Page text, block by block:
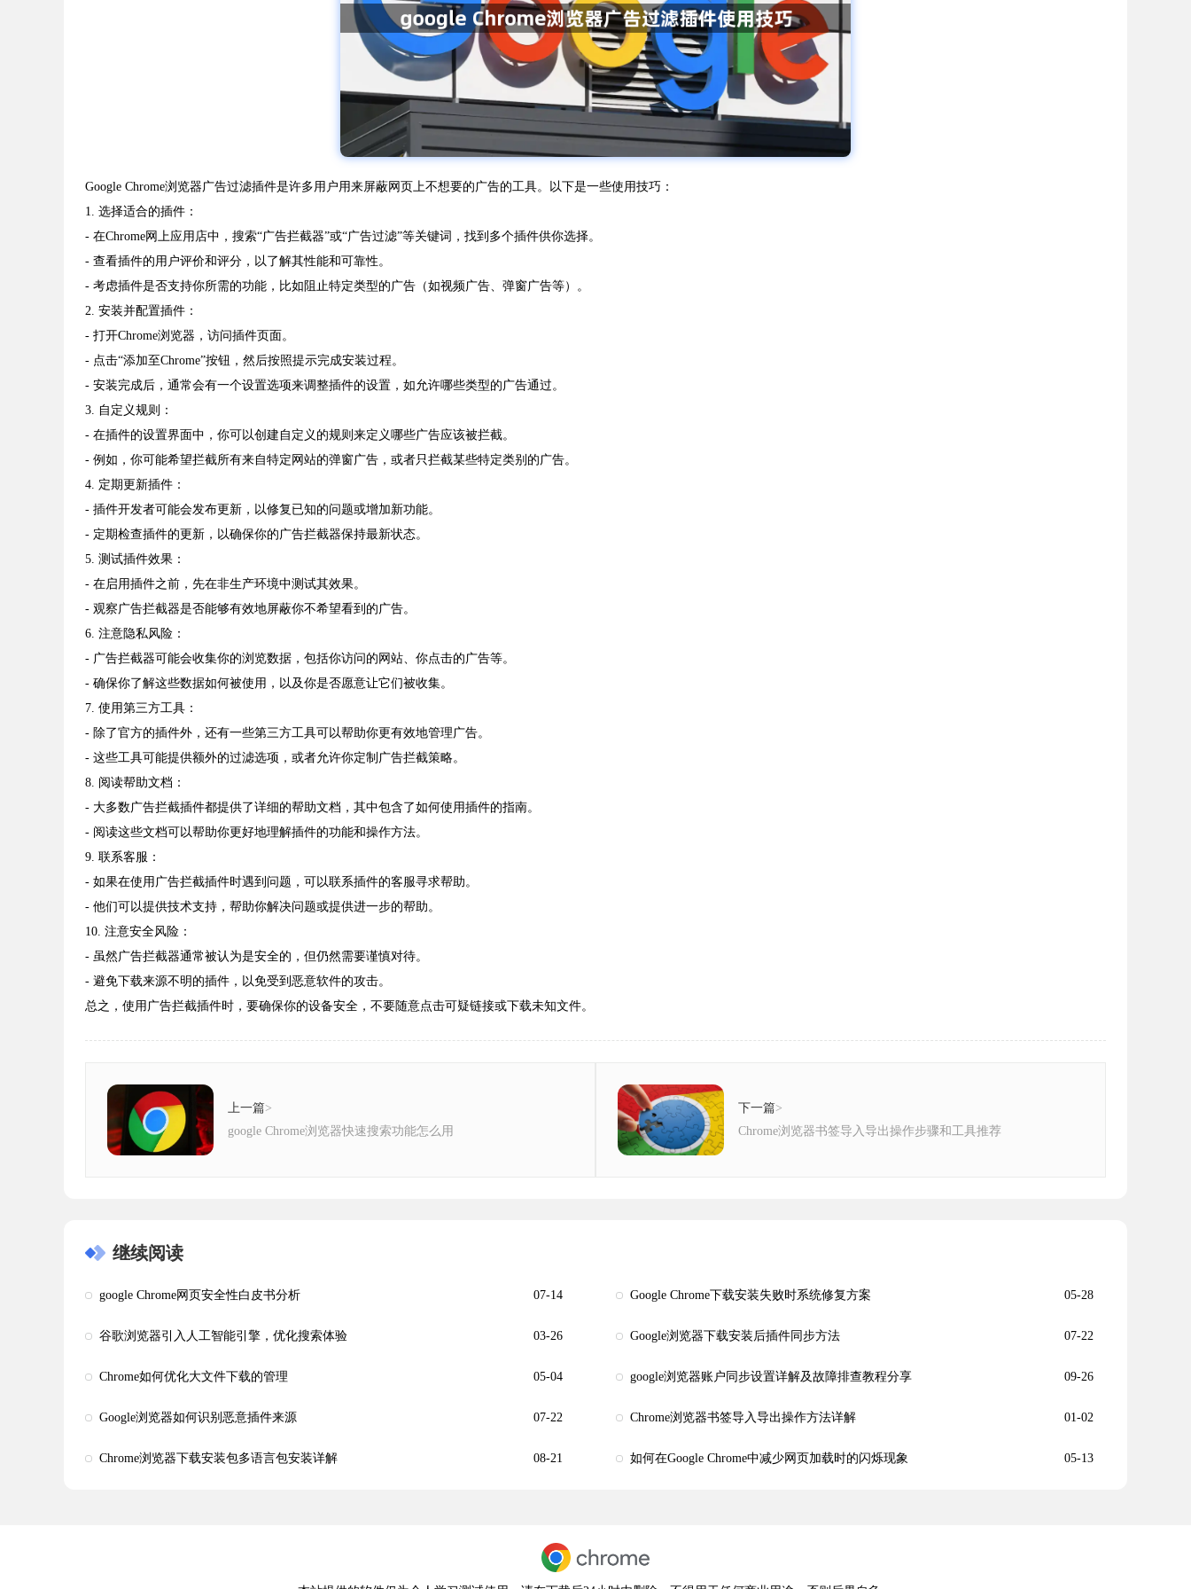
Google Chrome浏览器广告过滤插件是许多用户用来屏蔽网页上不想要的广告的工具。以下是一些使用技巧：
1. 选择适合的插件：
- 在Chrome网上应用店中，搜索“广告拦截器”或“广告过滤”等关键词，找到多个插件供你选择。
- 查看插件的用户评价和评分，以了解其性能和可靠性。
- 考虑插件是否支持你所需的功能，比如阻止特定类型的广告（如视频广告、弹窗广告等）。
2. 安装并配置插件：
- 打开Chrome浏览器，访问插件页面。
- 点击“添加至Chrome”按钮，然后按照提示完成安装过程。
- 安装完成后，通常会有一个设置选项来调整插件的设置，如允许哪些类型的广告通过。
3. 自定义规则：
- 在插件的设置界面中，你可以创建自定义的规则来定义哪些广告应该被拦截。
- 例如，你可能希望拦截所有来自特定网站的弹窗广告，或者只拦截某些特定类别的广告。
4. 定期更新插件：
- 插件开发者可能会发布更新，以修复已知的问题或增加新功能。
- 定期检查插件的更新，以确保你的广告拦截器保持最新状态。
5. 测试插件效果：
- 在启用插件之前，先在非生产环境中测试其效果。
- 观察广告拦截器是否能够有效地屏蔽你不希望看到的广告。
6. 注意隐私风险：
- 广告拦截器可能会收集你的浏览数据，包括你访问的网站、你点击的广告等。
- 确保你了解这些数据如何被使用，以及你是否愿意让它们被收集。
7. 使用第三方工具：
- 除了官方的插件外，还有一些第三方工具可以帮助你更有效地管理广告。
- 这些工具可能提供额外的过滤选项，或者允许你定制广告拦截策略。
8. 阅读帮助文档：
- 大多数广告拦截插件都提供了详细的帮助文档，其中包含了如何使用插件的指南。
- 阅读这些文档可以帮助你更好地理解插件的功能和操作方法。
9. 联系客服：
- 如果在使用广告拦截插件时遇到问题，可以联系插件的客服寻求帮助。
- 他们可以提供技术支持，帮助你解决问题或提供进一步的帮助。
10. 注意安全风险：
- 虽然广告拦截器通常被认为是安全的，但仍然需要谨慎对待。
- 避免下载来源不明的插件，以免受到恶意软件的攻击。
总之，使用广告拦截插件时，要确保你的设备安全，不要随意点击可疑链接或下载未知文件。
上一篇>
google Chrome浏览器快速搜索功能怎么用
下一篇>
Chrome浏览器书签导入导出操作步骤和工具推荐
继续阅读
google Chrome网页安全性白皮书分析 07-14 Google Chrome下载安装失败时系统修复方案 05-28
谷歌浏览器引入人工智能引擎，优化搜索体验 03-26 Google浏览器下载安装后插件同步方法 07-22
Chrome如何优化大文件下载的管理 05-04 google浏览器账户同步设置详解及故障排查教程分享 09-26
Google浏览器如何识别恶意插件来源 07-22 Chrome浏览器书签导入导出操作方法详解 01-02
Chrome浏览器下载安装包多语言包安装详解 08-21 如何在Google Chrome中减少网页加载时的闪烁现象 05-13